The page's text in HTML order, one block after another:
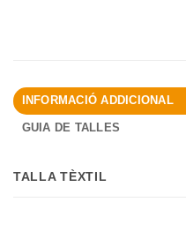
INFORMACIÓ ADDICIONAL
GUIA DE TALLES
TALLA TÈXTIL